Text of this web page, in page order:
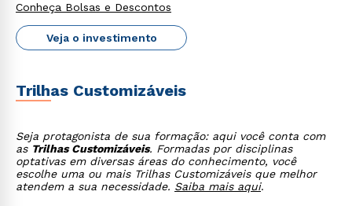
Conheça Bolsas e Descontos
Veja o investimento
Trilhas Customizáveis
Seja protagonista de sua formação: aqui você conta com
as Trilhas Customizáveis. Formadas por disciplinas
optativas em diversas áreas do conhecimento, você
escolhe uma ou mais Trilhas Customizáveis que melhor
atendem a sua necessidade. Saiba mais aqui.